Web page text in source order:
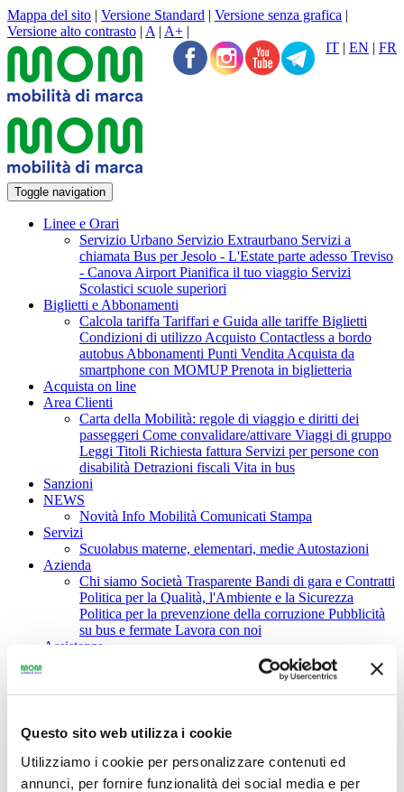
Questo sito web utilizza i cookie
Utilizziamo i cookie per personalizzare contenuti ed
annunci, per fornire funzionalità dei social media e per
Mappa del sito | Versione Standard | Versione senza grafica |
Versione alto contrasto | A | A+ |
IT | EN | FR
Toggle navigation
Linee e Orari
Servizio Urbano Servizio Extraurbano Servizi a
chiamata Bus per Jesolo - L'Estate parte adesso Treviso
- Canova Airport Pianifica il tuo viaggio Servizi
Scolastici scuole superiori
Biglietti e Abbonamenti
Calcola tariffa Tariffari e Guida alle tariffe Biglietti
Condizioni di utilizzo Acquisto Contactless a bordo
autobus Abbonamenti Punti Vendita Acquista da
smartphone con MOMUPPrenota in biglietteria
Acquista on line
Area Clienti
Carta della Mobilità: regole di viaggio e diritti dei
passeggeri Come convalidare/attivare Viaggi di gruppo
Leggi Titoli Richiesta fattura Servizi per persone con
disabilità Detrazioni fiscali Vita in bus
Sanzioni
NEWS
Novità Info Mobilità Comunicati Stampa
Servizi
Scuolabus materne, elementari, medie Autostazioni
Azienda
Chi siamo Società Trasparente Bandi di gara e Contratti
Politica per la Qualità, l'Ambiente e la Sicurezza
Politica per la prevenzione della corruzione Pubblicità
su bus e fermate Lavora con noi
Assistenza
Linee e Orari
Home>Linee e Orari